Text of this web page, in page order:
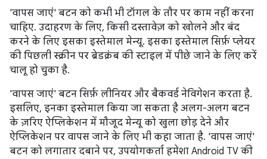
'वापस जाएं' बटन को कभी भी टॉगल के तौर पर काम नहीं करना
चाहिए. उदाहरण के लिए, किसी दस्तावेज़ को खोलने और बंद
करने के लिए इसका इस्तेमाल मेन्यू. इसका इस्तेमाल सिर्फ़ प्लेयर
की पिछली स्क्रीन पर ब्रेडक्रंब की स्टाइल में पीछे जाने के लिए करें
चालू हो चुका है.
'वापस जाएं' बटन सिर्फ़ लीनियर और बैकवर्ड नेविगेशन करता है.
इसलिए, इनका इस्तेमाल किया जा सकता है अलग-अलग बटन
के ज़रिए ऐप्लिकेशन में मौजूद मेन्यू को खुला छोड़ देने और
ऐप्लिकेशन पर वापस जाने के लिए भी कहा जाता है. 'वापस जाएं'
बटन को लगातार दबाने पर, उपयोगकर्ता हमेशा Android TV की